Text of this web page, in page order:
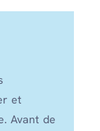
et
Avant de